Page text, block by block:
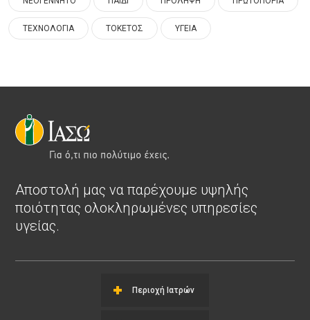
ΤΕΧΝΟΛΟΓΙΑ ΤΟΚΕΤΟΣ ΥΓΕΙΑ
Αποστολή μας να παρέχουμε υψηλής
ποιότητας ολοκληρωμένες υπηρεσίες
υγείας.
Περιοχή Ιατρών